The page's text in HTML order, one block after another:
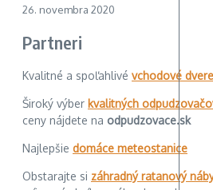
26. novembra 2020
Partneri
Kvalitné a spoľahlivé vchodové dvere
Široký výber kvalitných
ceny nájdete na odpudzovace.sk
Najlepšie domáce meteostanice
Obstarajte si záhradný ratanový